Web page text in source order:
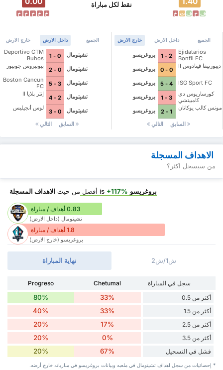
خ خ خ خ خ
نقط لكل مباراة
ف خ ف ت خ
الجميع داخل الارض خارج الارض
Deportivo CTM
Buhos
0 - 1
تشيتومال
بيونيروس جونيور
0 - 2
تشيتومال
Boston Cancun
FC
3 - 5
تشيتومال
إنتر پلايا II
2 - 4
تشيتومال
لوس أنجيليس
0 - 3
تشيتومال
السابق
التالي
الجميع داخل الارض خارج الارض
بروغريسو 2 - 1
Ejidatarios
Bonfil FC
بروغريسو
0 - 0
ديبورتيفا فينادوس II
بروغريسو 4 - 5
ISG Sport FC
بروغريسو
3 - 1
كورساريوس دي
كامبيتشي
بروغريسو
1 - 2
مونس كالب يوكاتان
السابق التالي
الاهداف المسجلة
من سيسجل اكثر؟
بروغريسو +117% أفضل من حيث الاهداف المسجلة
0.83 أهداف / مباراة
تشيتومال (داخل الارض)
1.8 أهداف / مباراة
بروغريسو (خارج الارض)
نهاية المباراة ش1/ش2
سجل في المباراة Chetumal
Progreso
أكثر من 0.5
33%
80%
أكثر من 1.5 33%
40%
أكثر من 2.5 17%
20%
أكثر من 3.5 0%
20%
فشل في التسجيل 67%
20%
* إحصائيات من سجل اهداف تشيتومال في ملعبه وبيانات بروغريسو في مبارياته خارج أرضه.